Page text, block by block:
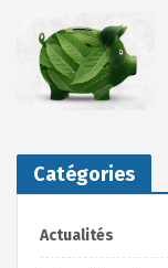
Catégories
Actualités